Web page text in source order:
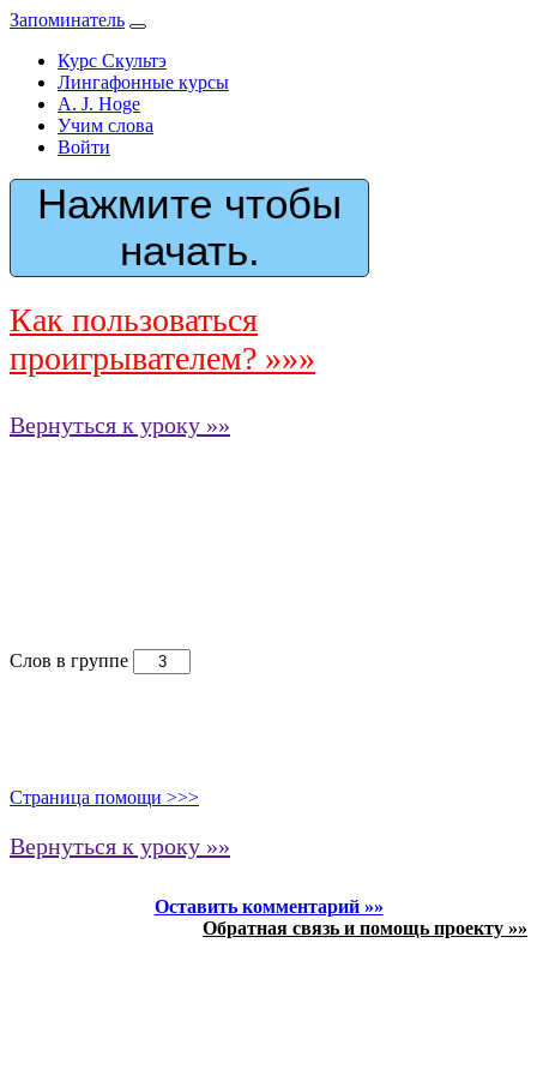
Запоминатель
Курс Скультэ
Лингафонные курсы
A. J. Hoge
Учим слова
Войти
Нажмите чтобы
начать.
Как пользоваться
проигрывателем? »»»
Вернуться к уроку »»
Слов в группе
Страница помощи >>>
Вернуться к уроку »»
Оставить комментарий »»
Обратная связь и помощь проекту »»